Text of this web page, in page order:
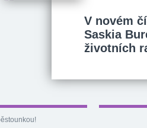
V novém
Saskia
životních